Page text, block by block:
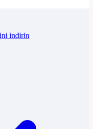
indirin